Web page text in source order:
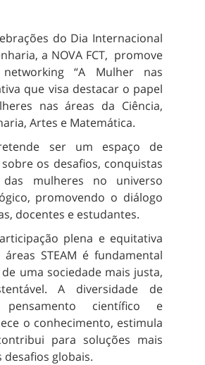
do Dia Internacional
a NOVA FCT, promove
“A Mulher nas
que visa destacar o papel
nas áreas da Ciência,
Artes e Matemática.
ser um espaço de
os desafios, conquistas
mulheres no universo
promovendo o diálogo
docentes e estudantes.
plena e equitativa
STEAM é fundamental
uma sociedade mais justa,
A diversidade de
científico e
o conhecimento, estimula
para soluções mais
desafios globais.